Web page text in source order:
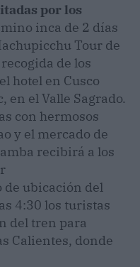
por los
inca de 2 días
Tour de
de los
hotel en Cusco
en el Valle Sagrado.
con hermosos
y el mercado de
recibirá a los
de ubicación del
4:30 los turistas
del tren para
Calientes, donde